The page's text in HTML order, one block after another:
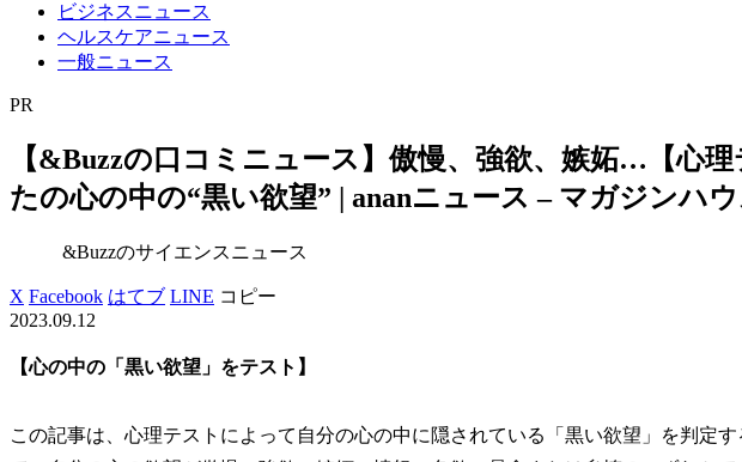
ビジネスニュース
ヘルスケアニュース
一般ニュース
PR
【&Buzzの口コミニュース】傲慢、強欲、嫉妬…【心
たの心の中の“黒い欲望” | ananニュース – マガジンハウ
&Buzzのサイエンスニュース
X Facebook はてブ LINE コピー
2023.09.12
【心の中の「黒い欲望」をテスト】
この記事は、心理テストによって自分の心の中に隠されている「黒い欲望」を判定